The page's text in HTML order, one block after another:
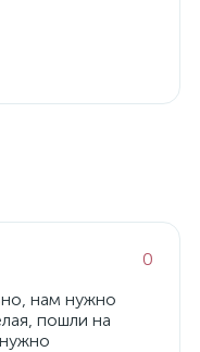
0
нам нужно
пошли на